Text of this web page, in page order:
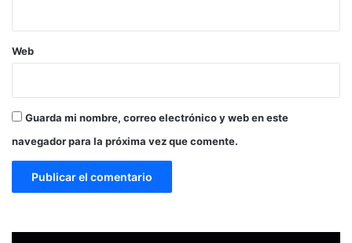
Web
Guarda mi nombre, correo electrónico y web en este
navegador para la próxima vez que comente.